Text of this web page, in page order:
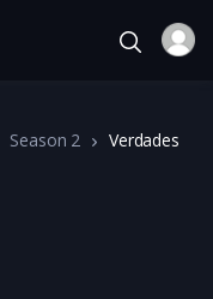
Season 2
Verdades